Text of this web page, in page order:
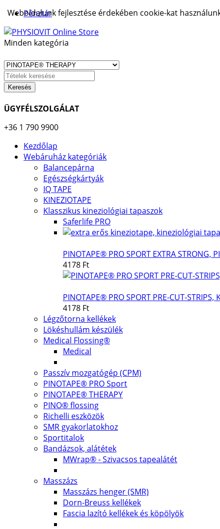
Pénztár
Minden kategória
Keresés
ÜGYFÉLSZOLGÁLAT
+36 1 790 9900
Kezdőlap
Webáruház kategóriák
Balancepárna
Egészségkártyák
IQ TAPE
KINEZIOTAPE
Klasszikus kineziológiai tapaszok
Saferlife PRO
PINOTAPE® PRO SPORT EXTRA STRONG,
4178 Ft
PINOTAPE® PRO SPORT PRE-CUT-STRIPS,
4178 Ft
Légzőtorna kellékek
Lökéshullám készülék
Medical Flossing®
Medical
Passzív mozgatógép (CPM)
PINOTAPE® PRO Sport
PINOTAPE® THERAPY
PINO® flossing
Richelli eszközök
SMR gyakorlatokhoz
Sportitalok
Bandázsok, alátétek
MWrap® - Szivacsos tapealátét
Masszázs
Masszázs henger (SMR)
Dorn-Breuss kellékek
Fascia lazító kellékek és köpölyök
Weboldalunk fejlesztése érdekében cookie-kat